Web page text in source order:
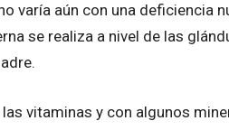
varía aún con una deficiencia
se realiza a nivel de las
vitaminas y con algunos